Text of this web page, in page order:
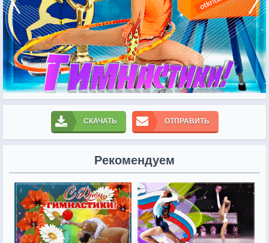
СКАЧАТЬ ОТПРАВИТЬ
Рекомендуем